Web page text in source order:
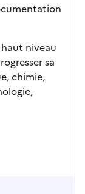
niveau
sa
chimie,